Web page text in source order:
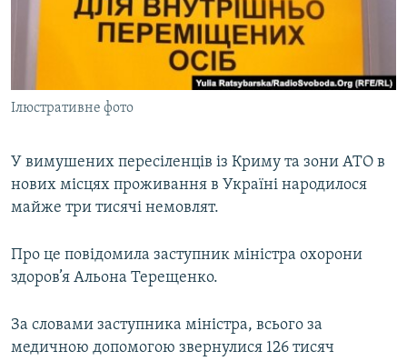
ВІДЕОУРОКИ «ELIFBE»
УКРАЇНСЬКА ПРОБЛЕМА КРИМУ
ІНФОГРАФІКА
ДОЛУЧАЙСЯ!
Усі сайти RFE/RL
Ілюстративне фото
У вимушених пересіленців із Криму та зони АТО в
нових місцях проживання в Україні народилося
майже три тисячі немовлят.
Про це повідомила заступник міністра охорони
здоров’я Альона Терещенко.
За словами заступника міністра, всього за
медичною допомогою звернулися 126 тисяч